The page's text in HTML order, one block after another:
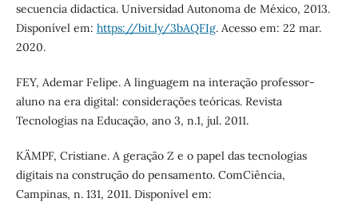
secuencia didactica. Universidad Autonoma de México, 2013.
Disponível em: https://bit.ly/3bAQFIg. Acesso em: 22 mar.
2020.
FEY, Ademar Felipe. A linguagem na interação professor-
aluno na era digital: considerações teóricas. Revista
Tecnologias na Educação, ano 3, n.1, jul. 2011.
KÄMPF, Cristiane. A geração Z e o papel das tecnologias
digitais na construção do pensamento. ComCiência,
Campinas, n. 131, 2011. Disponível em: